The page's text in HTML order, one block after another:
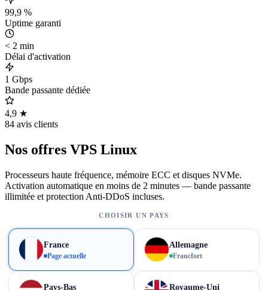
99,9 %
Uptime garanti
< 2 min
Délai d'activation
1 Gbps
Bande passante dédiée
4,9 ★
84 avis clients
Nos offres VPS Linux
Processeurs haute fréquence, mémoire ECC et disques NVMe.
Activation automatique en moins de 2 minutes — bande passante
illimitée et protection Anti-DDoS incluses.
CHOISIR UN PAYS
France
Page actuelle
Allemagne
Francfort
Pays-Bas Royaume-Uni